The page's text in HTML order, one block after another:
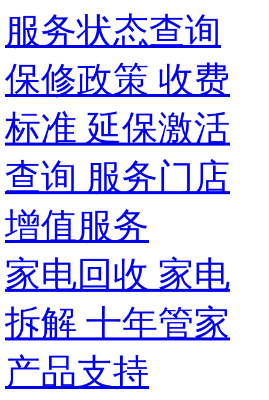
服务状态查询
保修政策 收费
标准 延保激活
查询 服务门店
增值服务
家电回收 家电
拆解 十年管家
产品支持